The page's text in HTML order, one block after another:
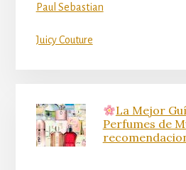
Paul Sebastian
Juicy Couture
La Mejor
Perfumes de